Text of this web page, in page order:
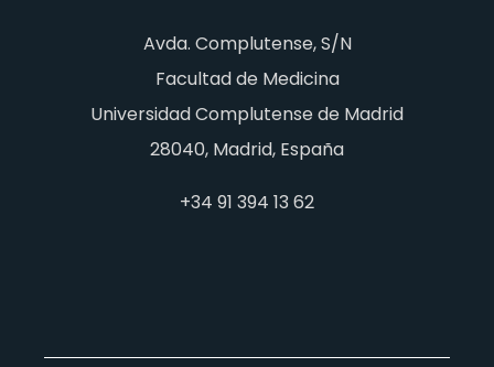
Avda. Complutense, S/N
Facultad de Medicina
Universidad Complutense de Madrid
28040, Madrid, España
+34 91 394 13 62